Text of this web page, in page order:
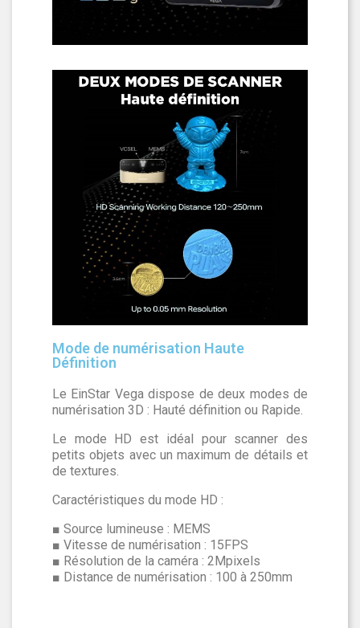
Mode de numérisation Haute
Définition
Le EinStar Vega dispose de deux modes de
numérisation 3D : Hauté définition ou Rapide.
Le mode HD est idéal pour scanner des
petits objets avec un maximum de détails et
de textures.
Caractéristiques du mode HD :
■ Source lumineuse : MEMS
■ Vitesse de numérisation : 15FPS
■ Résolution de la caméra : 2Mpixels
■ Distance de numérisation : 100 à 250mm